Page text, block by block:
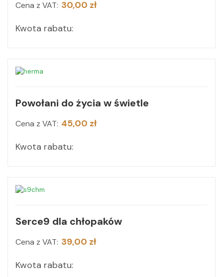
Cena z VAT: 30,00 zł
Kwota rabatu:
Powołani do życia w świetle
Cena z VAT: 45,00 zł
Kwota rabatu:
Serce9 dla chłopaków
Cena z VAT: 39,00 zł
Kwota rabatu: